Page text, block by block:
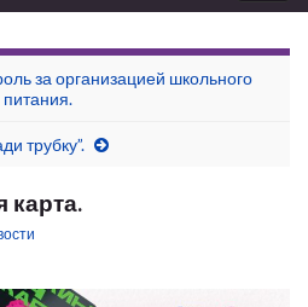
выкл
за организацией школьного
питания.
трубку”.
карта.